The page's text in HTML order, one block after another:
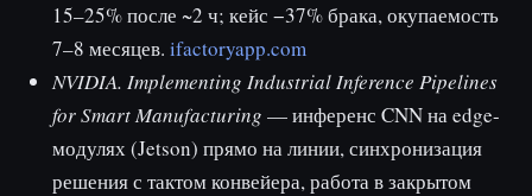
15–25% после ~2 ч; кейс −37% брака, окупаемость
7–8 месяцев. ifactoryapp.com
NVIDIA. Implementing Industrial Inference Pipelines
for Smart Manufacturing — инференс CNN на edge-
модулях (Jetson) прямо на линии, синхронизация
решения с тактом конвейера, работа в закрытом